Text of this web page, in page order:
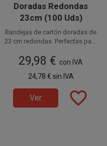
Doradas Redondas
23cm (100 Uds)
Bandejas de cartón doradas de
23 cm redondas. Perfectas para
alimentos. Estas bandejas de
cartón desechables están
fabricadas en cartón de
500gr/m2.
paquetes de 100 unidades.
29,98 € con IVA
24,78 € sin IVA
Ver favorite_border